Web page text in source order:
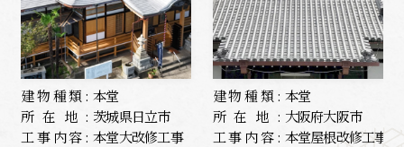
建物種類: 本堂
所在地: 茨城県日立市
工事内容: 本堂大改修工事
建物種類: 本堂
所在地: 大阪府大阪市
工事内容: 本堂屋根改修工事